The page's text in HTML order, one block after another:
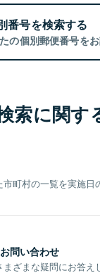
番号を検索する
の個別郵便番号をお
索に関す
町村の一覧を実施日
問い合わせ
ざまな疑問にお答え